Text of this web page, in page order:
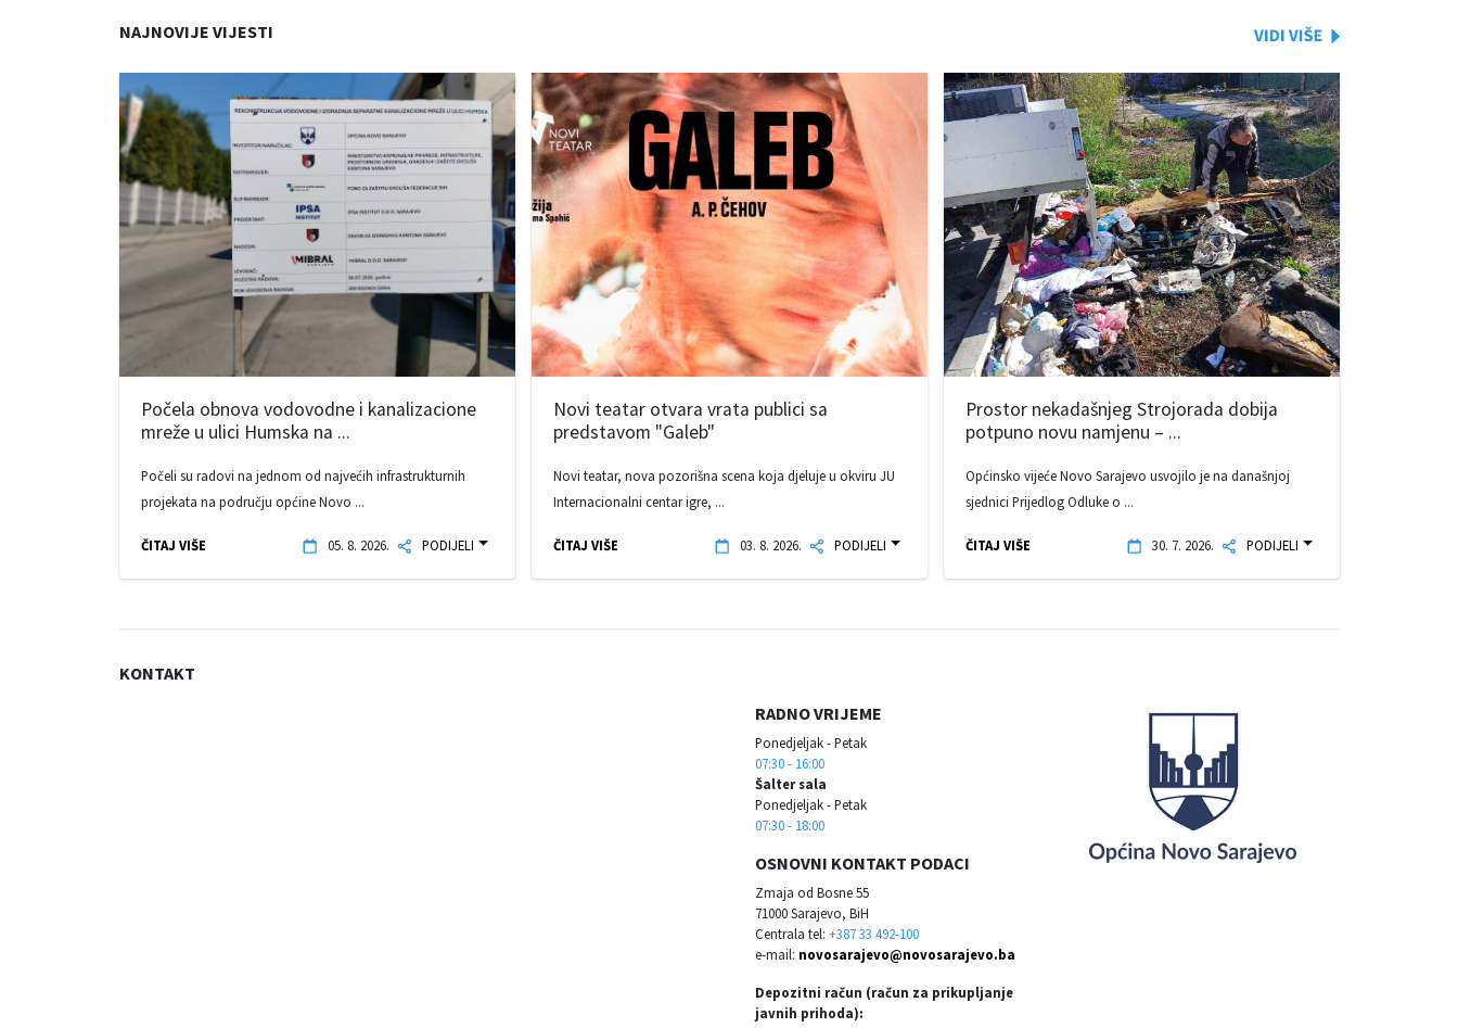
NAJNOVIJE VIJESTI
Počela obnova vodovodne i kanalizacione
mreže u ulici Humska na ...
Počeli su radovi na jednom od najvećih infrastrukturnih
projekata na području općine Novo ...
ČITAJ VIŠE 05. 8. 2026. PODIJELI
Novi teatar otvara vrata publici sa
predstavom "Galeb"
Novi teatar, nova pozorišna scena koja djeluje u okviru JU
Internacionalni centar igre, ...
ČITAJ VIŠE 03. 8. 2026. PODIJELI
Prostor nekadašnjeg Strojorada dobija
potpuno novu namjenu – ...
Općinsko vijeće Novo Sarajevo usvojilo je na današnjoj
sjednici Prijedlog Odluke o ...
ČITAJ VIŠE 30. 7. 2026. PODIJELI
KONTAKT
RADNO VRIJEME
Ponedjeljak - Petak
07:30 - 16:00
Šalter sala
Ponedjeljak - Petak
07:30 - 18:00
OSNOVNI KONTAKT PODACI
Zmaja od Bosne 55
71000 Sarajevo, BiH
Centrala tel: +387 33 492-100
e-mail: novosarajevo@novosarajevo.ba
Depozitni račun (račun za prikupljanje
javnih prihoda):